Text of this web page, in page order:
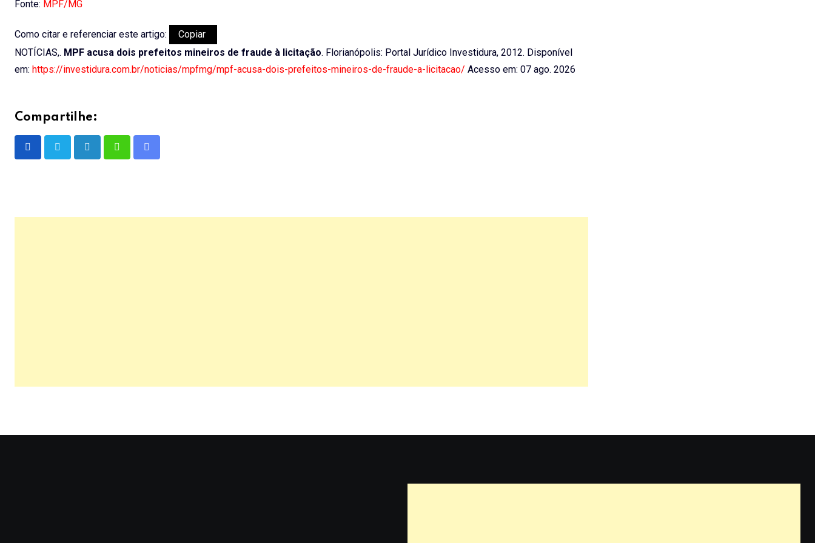
Fonte: MPF/MG
Como citar e referenciar este artigo:
Copiar
NOTÍCIAS,. MPF acusa dois prefeitos mineiros de fraude à licitação. Florianópolis: Portal Jurídico Investidura, 2012. Disponível
em: https://investidura.com.br/noticias/mpfmg/mpf-acusa-dois-prefeitos-mineiros-de-fraude-a-licitacao/ Acesso em: 07 ago. 2026
Compartilhe:
LinkedInWhatsappShare